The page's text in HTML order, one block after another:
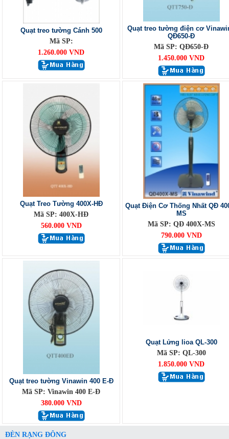
Quạt treo tường Cánh 500
Mã SP:
1.260.000 VND
Quạt treo tường điện cơ
QĐ650-Đ
Mã SP: QĐ650-Đ
1.450.000 VND
Quạt Treo Tường 400X-HĐ
Mã SP: 400X-HĐ
560.000 VND
Quạt Điện Cơ Thống Nhất QĐ
MS
Mã SP: QĐ 400X-MS
790.000 VND
Quạt treo tường Vinawin 400 E-Đ
Mã SP: Vinawin 400 E-Đ
380.000 VND
Quạt Lửng lioa QL-300
Mã SP: QL-300
1.850.000 VND
ĐÈN RẠNG ĐÔNG